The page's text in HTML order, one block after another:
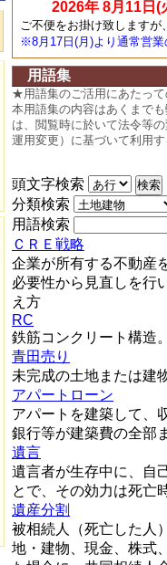
2026年 8月11日(
ご不便をお掛け致しますが
※8月17日(月)より通常営業
用語集
★用語集のご活用にあたっ
本用語集の内容はあくまで
は、閲覧時に於いて法令等
運用変更）に基づいて利用す
頭文字検索
分類検索
用語検索
ＣＲＥ戦略
企業が所有する不動産
必要性から見直しを行
え方
RC
鉄筋コンクリート構造。
青田売り
未完成の土地または建
アパートローン
アパートを建築して、
銀行等が建築費の全部
遺言
遺言者が生存中に、自
とで、その効力は死亡
遺産分割
被相続人（死亡した人
地・建物、現金、株式